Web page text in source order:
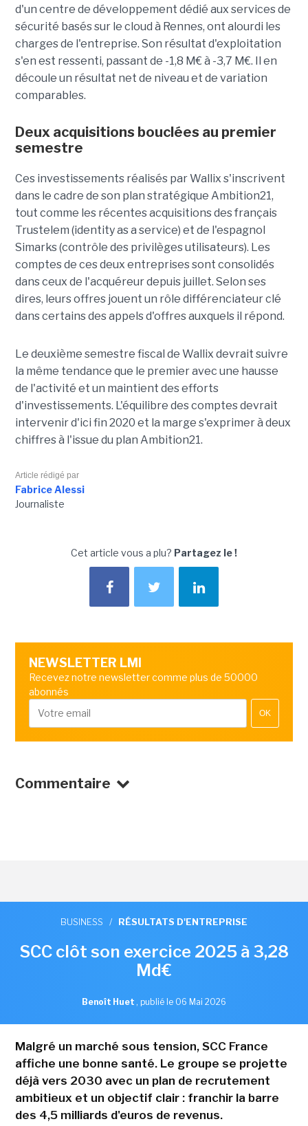
d'un centre de développement dédié aux services de
sécurité basés sur le cloud à Rennes, ont alourdi les
charges de l'entreprise. Son résultat d'exploitation
s'en est ressenti, passant de -1,8 M€ à -3,7 M€. Il en
découle un résultat net de niveau et de variation
comparables.
Deux acquisitions bouclées au premier
semestre
Ces investissements réalisés par Wallix s'inscrivent
dans le cadre de son plan stratégique Ambition21,
tout comme les récentes acquisitions des français
Trustelem (identity as a service) et de l'espagnol
Simarks (contrôle des privilèges utilisateurs). Les
comptes de ces deux entreprises sont consolidés
dans ceux de l'acquéreur depuis juillet. Selon ses
dires, leurs offres jouent un rôle différenciateur clé
dans certains des appels d'offres auxquels il répond.
Le deuxième semestre fiscal de Wallix devrait suivre
la même tendance que le premier avec une hausse
de l'activité et un maintient des efforts
d'investissements. L'équilibre des comptes devrait
intervenir d'ici fin 2020 et la marge s'exprimer à deux
chiffres à l'issue du plan Ambition21.
Article rédigé par
Fabrice Alessi
Journaliste
Cet article vous a plu? Partagez le !
NEWSLETTER LMI
Recevez notre newsletter comme plus de 50000
abonnés
OK
Commentaire
BUSINESS / RÉSULTATS D'ENTREPRISE
SCC clôt son exercice 2025 à 3,28
Md€
Benoît Huet , publié le 06 Mai 2026
Malgré un marché sous tension, SCC France
affiche une bonne santé. Le groupe se projette
déjà vers 2030 avec un plan de recrutement
ambitieux et un objectif clair : franchir la barre
des 4,5 milliards d'euros de revenus.